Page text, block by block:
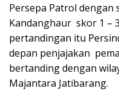
Persepa Patrol dengan
Kandanghaur skor 1 –
pertandingan itu
depan penjajakan
bertanding dengan
Majantara Jatibarang.